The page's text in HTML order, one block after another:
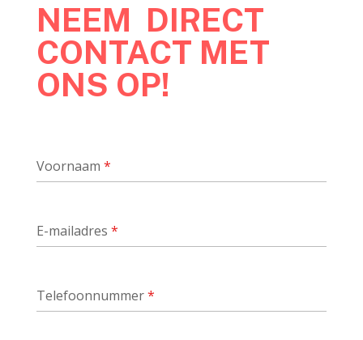
NEEM DIRECT
CONTACT MET
ONS OP!
Voornaam *
E-mailadres *
Telefoonnummer*